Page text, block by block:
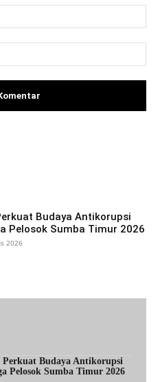
Budaya Antikorupsi
Pelosok Sumba Timur 2026
2026
Budaya Antikorupsi
Pelosok Sumba Timur 2026